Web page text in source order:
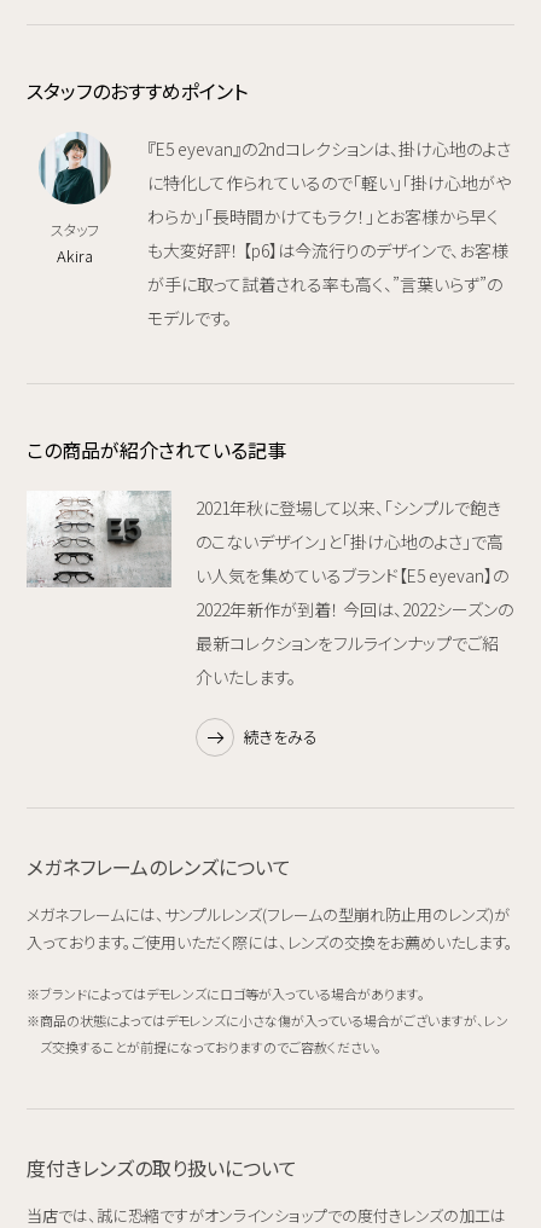
スタッフのおすすめポイント
スタッフ
Akira
『E5 eyevan』の2ndコレクションは、掛け心地のよさ
に特化して作られているので「軽い」「掛け心地がや
わらか」「長時間かけてもラク！」とお客様から早く
も大変好評！ 【p6】は今流行りのデザインで、お客様
が手に取って試着される率も高く、”言葉いらず”の
モデルです。
この商品が紹介されている記事
2021年秋に登場して以来、「シンプルで飽き
のこないデザイン」と「掛け心地のよさ」で高
い人気を集めているブランド【E5 eyevan】の
2022年新作が到着！ 今回は、2022シーズンの
最新コレクションをフルラインナップでご紹
介いたします。
続きをみる
メガネフレームのレンズについて
メガネフレームには、サンプルレンズ(フレームの型崩れ防止用のレンズ)が
入っております。ご使用いただく際には、レンズの交換をお薦めいたします。
ブランドによってはデモレンズにロゴ等が入っている場合があります。
商品の状態によってはデモレンズに小さな傷が入っている場合がございますが、レン
ズ交換することが前提になっておりますのでご容赦ください。
度付きレンズの取り扱いについて
当店では、誠に恐縮ですがオンラインショップでの度付きレンズの加工は